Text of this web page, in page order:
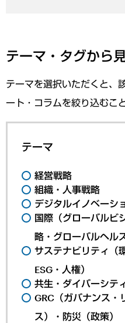
テーマ・タグから
テーマを選択いただくと、
ート・コラムを絞り込むこ
テーマ
経営戦略
組織・人事戦略
デジタルイノベーシ
国際（グローバルビ
略・グローバルヘルス
サステナビリティ（
ESG・人権）
共生・ダイバーシテ
GRC（ガバナンス・
ス）・防災（政策）